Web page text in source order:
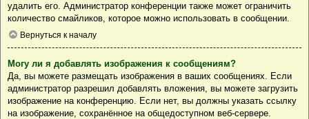
удалить его. Администратор конференции также может ограничить
количество смайликов, которое можно использовать в сообщении.
Вернуться к началу
Могу ли я добавлять изображения к сообщениям?
Да, вы можете размещать изображения в ваших сообщениях. Если
администратор разрешил добавлять вложения, вы можете загрузить
изображение на конференцию. Если нет, вы должны указать ссылку
на изображение, сохранённое на общедоступном веб-сервере.